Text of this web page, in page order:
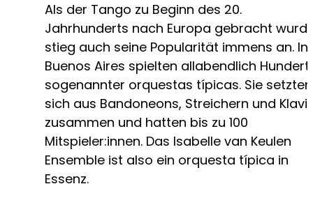
Als der Tango zu Beginn des 20.
Jahrhunderts nach Europa gebracht
stieg auch seine Popularität immens an. In
Buenos Aires spielten allabendlich
sogenannter orquestas típicas. Sie setzten
sich aus Bandoneons, Streichern und
zusammen und hatten bis zu 100
Mitspieler:innen. Das Isabelle van Keulen
Ensemble ist also ein orquesta típica in
Essenz.